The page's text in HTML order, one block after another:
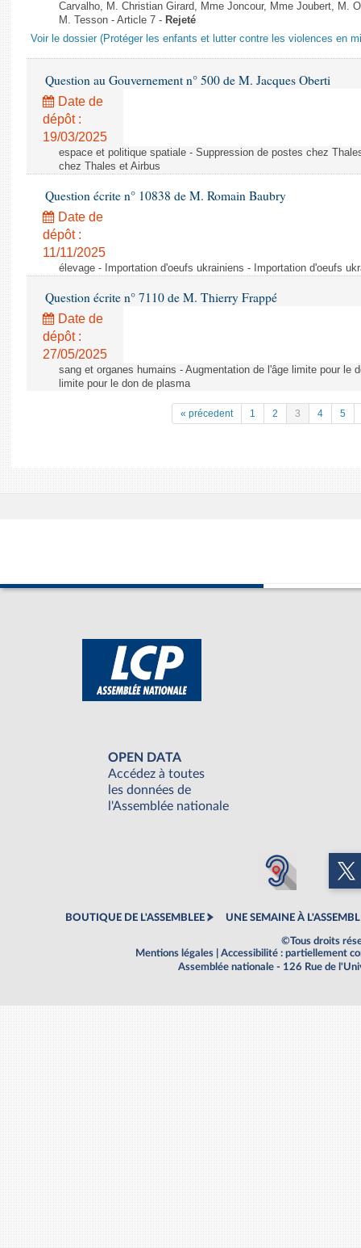
Carvalho, M. Christian Girard, Mme Joncour, Mme Joubert, M.
M. Tesson - Article 7 - Rejeté
Voir le dossier (Protéger les enfants et lutter contre les violences en
Question au Gouvernement n° 500 de M. Jacques Oberti
Date de
dépôt :
19/03/2025
espace et politique spatiale - Suppression de postes chez
chez Thales et Airbus
Question écrite n° 10838 de M. Romain Baubry
Date de
dépôt :
11/11/2025
élevage - Importation d'oeufs ukrainiens - Importation d'oeufs
Question écrite n° 7110 de M. Thierry Frappé
Date de
dépôt :
27/05/2025
sang et organes humains - Augmentation de l'âge limite pour le
limite pour le don de plasma
« précedent 1 2 3 4 5
OPEN DATA
Accédez à toutes
les données de
l'Assemblée nationale
BOUTIQUE DE L'ASSEMBLEE UNE SEMAINE À
©Tous droits
Mentions légales
Accessibilité : partiellement
Assemblée nationale - 126 Rue de